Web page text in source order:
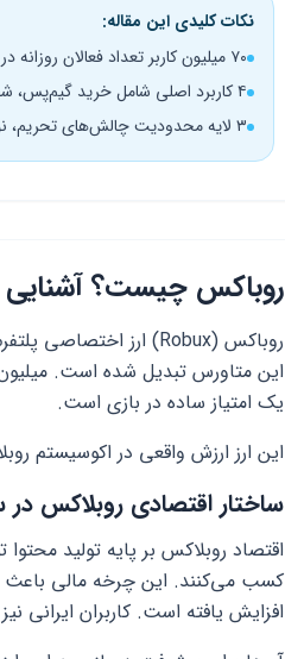
نکات کلیدی این مقاله:
۷۰ میلیون کاربر تعداد فعالان روزانه در جهان مجازی روبلاکس
۴ کاربرد اصلی شامل خرید گیم‌پس، شخصی‌سازی، سرور اختصاصی و تغییر نام
۳ لایه محدودیت چالش‌های تحریم، نوسان ارز و عدم دسترسی به درگاه جهانی
روباکس چیست؟ آشنایی
این متاورس تبدیل شده است.
یک امتیاز ساده در بازی است.
این ارز ارزش واقعی در اکوسیستم
ساختار اقتصادی روبلاکس در سال
اقتصاد روبلاکس بر پایه تولید
کسب می‌کنند. این چرخه مالی باعث
افزایش یافته است. کاربران ایرانی